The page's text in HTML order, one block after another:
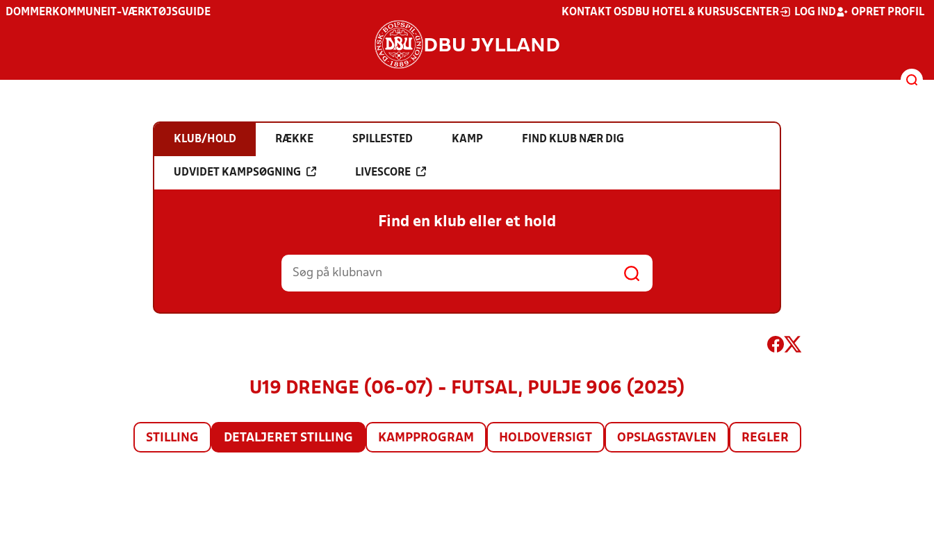
DOMMER KOMMUNE IT-VÆRKTØJSGUIDE KONTAKT OS DBU HOTEL & KURSUSCENTER LOG IND OPRET PROFIL
DBU JYLLAND
KLUB/HOLD RÆKKE SPILLESTED KAMP FIND KLUB NÆR DIG
UDVIDET KAMPSØGNING LIVESCORE
Find en klub eller et hold
U19 DRENGE (06-07) - FUTSAL, PULJE 906 (2025)
STILLING DETALJERET STILLING KAMPPROGRAM HOLDOVERSIGT OPSLAGSTAVLEN REGLER